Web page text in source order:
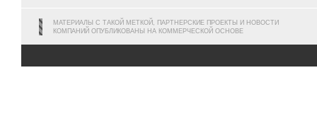
МАТЕРИАЛЫ С ТАКОЙ МЕТКОЙ, ПАРТНЕРСКИЕ ПРОЕКТЫ И НОВОСТИ
КОМПАНИЙ ОПУБЛИКОВАНЫ НА КОММЕРЧЕСКОЙ ОСНОВЕ